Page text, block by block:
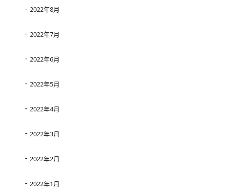
2022年8月
2022年7月
2022年6月
2022年5月
2022年4月
2022年3月
2022年2月
2022年1月